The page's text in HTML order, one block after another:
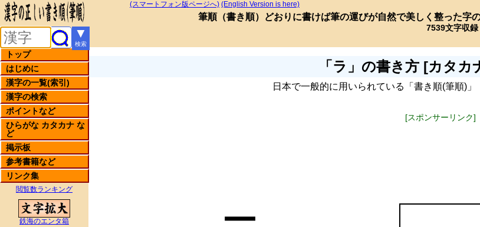
(スマートフォン版ページへ) (English Version is here)
筆順（書き順）どおりに書けば筆の運びが自然で美しく整った字
7539文字収
▼
検索
トップ
はじめに
漢字の一覧(索引)
漢字の検索
ポイントなど
ひらがな カタカナ な
ど
掲示板
参考書籍など
リンク集
閲覧数ランキング
鉄海のエンタ箱
「ラ」の書き方 [カタカ
日本で一般的に用いられている「書き順(筆順)」
[スポンサーリンク]